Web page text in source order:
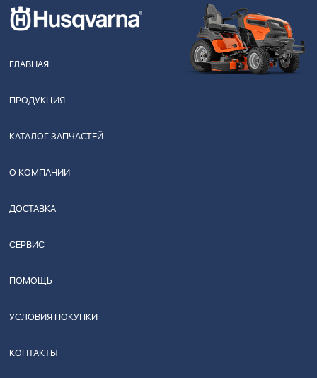
ГЛАВНАЯ
ПРОДУКЦИЯ
КАТАЛОГ ЗАПЧАСТЕЙ
О КОМПАНИИ
ДОСТАВКА
СЕРВИС
ПОМОЩЬ
УСЛОВИЯ ПОКУПКИ
КОНТАКТЫ